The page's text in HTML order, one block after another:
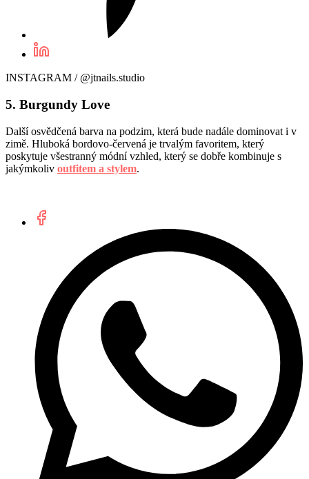
INSTAGRAM / @jtnails.studio
5. Burgundy Love
Další osvědčená barva na podzim, která bude nadále dominovat i v
zimě. Hluboká bordovo-červená je trvalým favoritem, který
poskytuje všestranný módní vzhled, který se dobře kombinuje s
jakýmkoliv outfitem a stylem.